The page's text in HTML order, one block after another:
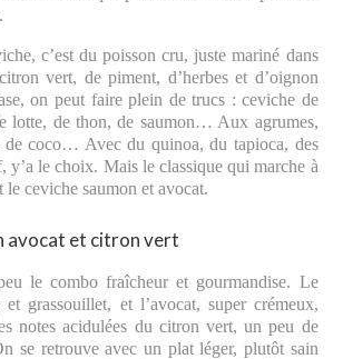
c’est du poisson cru, juste mariné dans
vert, de piment, d’herbes et d’oignon
on peut faire plein de trucs : ceviche de
lotte, de thon, de saumon… Aux agrumes,
de coco… Avec du quinoa, du tapioca, des
y’a le choix. Mais le classique qui marche à
le ceviche saumon et avocat.
avocat et citron vert
le combo fraîcheur et gourmandise. Le
et grassouillet, et l’avocat, super crémeux,
notes acidulées du citron vert, un peu de
se retrouve avec un plat léger, plutôt sain